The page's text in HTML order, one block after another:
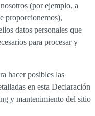
(por ejemplo, a
proporcionemos),
datos personales que
para procesar y
hacer posibles las
en esta Declaración
y mantenimiento del sitio